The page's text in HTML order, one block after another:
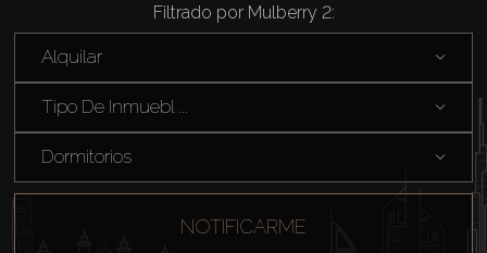
Filtrado por Mulberry 2:
Alquilar
Tipo De Inmuebl ...
Dormitorios
NOTIFICARME